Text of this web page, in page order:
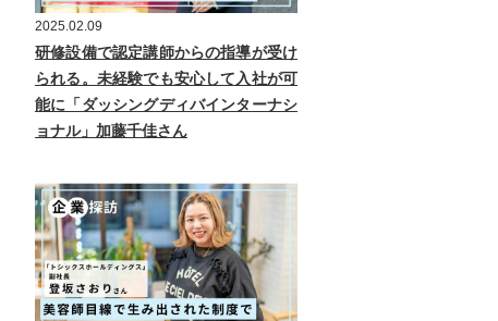
2025.02.09
研修設備で認定講師からの指導が受け
られる。未経験でも安心して入社が可
能に「ダッシングディバインターナシ
ョナル」加藤千佳さん